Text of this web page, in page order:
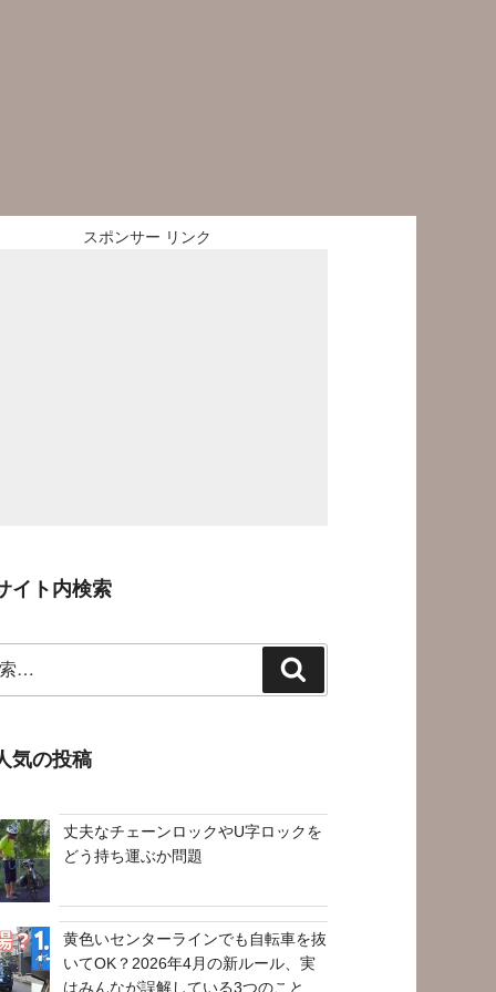
スポンサー リンク
イト内検索
索
気の投稿
丈夫なチェーンロックやU字ロックを
どう持ち運ぶか問題
黄色いセンターラインでも自転車を抜
いてOK？2026年4月の新ルール、実
はみんなが誤解している3つのこと